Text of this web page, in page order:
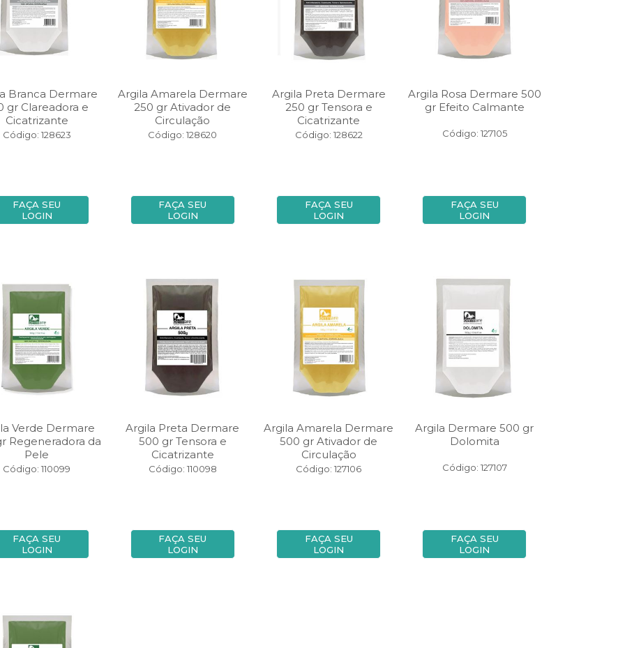
Branca Dermare
gr Clareadora e
Cicatrizante
Código: 128623
FAÇA SEU
LOGIN
Argila Amarela Dermare
250 gr Ativador de
Circulação
Código: 128620
FAÇA SEU
LOGIN
Argila Preta Dermare
250 gr Tensora e
Cicatrizante
Código: 128622
FAÇA SEU
LOGIN
Argila Rosa Dermare 500
gr Efeito Calmante
Código: 127105
FAÇA SEU
LOGIN
Verde Dermare
Regeneradora da
Pele
Código: 110099
FAÇA SEU
LOGIN
Argila Preta Dermare
500 gr Tensora e
Cicatrizante
Código: 110098
FAÇA SEU
LOGIN
Argila Amarela Dermare
500 gr Ativador de
Circulação
Código: 127106
FAÇA SEU
LOGIN
Argila Dermare 500 gr
Dolomita
Código: 127107
FAÇA SEU
LOGIN